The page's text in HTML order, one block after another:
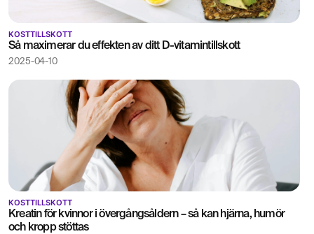
KOSTTILLSKOTT
Så maximerar du effekten av ditt D-vitamintillskott
2025-04-10
KOSTTILLSKOTT
Kreatin för kvinnor i övergångsåldern – så kan hjärna, humör
och kropp stöttas